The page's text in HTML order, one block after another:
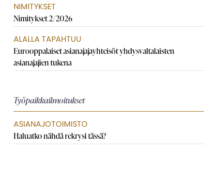
NIMITYKSET
Nimitykset 2/2026
ALALLA TAPAHTUU
Eurooppalaiset asianajaja­yhteisöt yhdysvaltalaisten
asianajajien tukena
Työpaikkailmoitukset
ASIANAJOTOIMISTO
Haluatko nähdä rekrysi tässä?